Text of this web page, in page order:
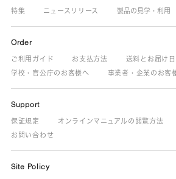
特集 ニュースリリース 製品の見学・利用
Order
ご利用ガイド お支払方法 送料とお届け日
学校・官公庁のお客様へ
事業者・企業のお客
Support
保証規定 オンラインマニュアルの閲覧方法
お問い合わせ
Site Policy